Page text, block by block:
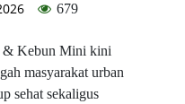
679
& Kebun Mini kini
masyarakat urban
sehat sekaligus